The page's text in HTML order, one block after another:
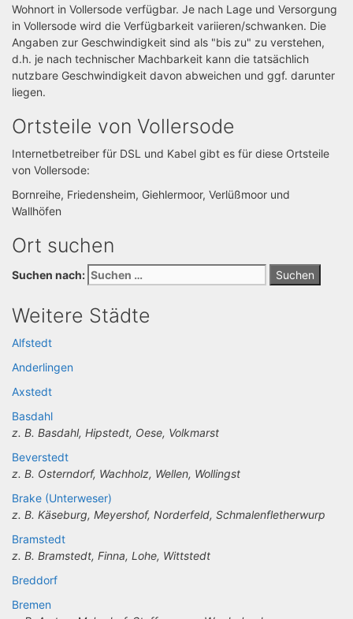
Wohnort in Vollersode verfügbar. Je nach Lage und Versorgung
in Vollersode wird die Verfügbarkeit variieren/schwanken. Die
Angaben zur Geschwindigkeit sind als "bis zu" zu verstehen,
d.h. je nach technischer Machbarkeit kann die tatsächlich
nutzbare Geschwindigkeit davon abweichen und ggf. darunter
liegen.
Ortsteile von Vollersode
Internetbetreiber für DSL und Kabel gibt es für diese Ortsteile
von Vollersode:
Bornreihe, Friedensheim, Giehlermoor, Verlüßmoor und
Wallhöfen
Ort suchen
Suchen nach:
Weitere Städte
Alfstedt
Anderlingen
Axstedt
Basdahl
z. B. Basdahl, Hipstedt, Oese, Volkmarst
Beverstedt
z. B. Osterndorf, Wachholz, Wellen, Wollingst
Brake (Unterweser)
z. B. Käseburg, Meyershof, Norderfeld, Schmalenfletherwurp
Bramstedt
z. B. Bramstedt, Finna, Lohe, Wittstedt
Breddorf
Bremen